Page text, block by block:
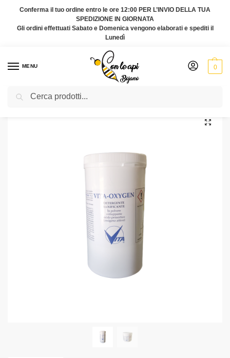
Conferma il tuo ordine entro le ore 12:00 PER L’INVIO DELLA TUA
SPEDIZIONE IN GIORNATA
Gli ordini effettuati Sabato e Domenica vengono elaborati e spediti il
Lunedì
MENU 0
Home Arnie e melari / Vita Oxygen: Disinfettante Sporicida per Apicoltura